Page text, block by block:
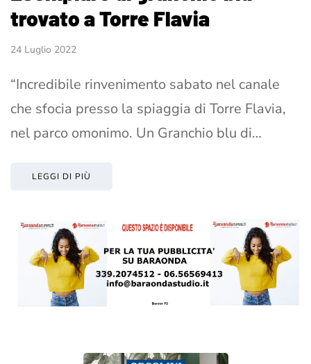
trovato a Torre Flavia
24 Luglio 2022
“Incredibile rinvenimento sabato nel canale
che sfocia presso la spiaggia di Torre Flavia,
nel parco omonimo. Un Granchio blu di…
LEGGI DI PIÙ